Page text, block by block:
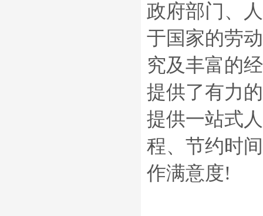
政府部门、
于国家的劳
究及丰富的
提供了有力
提供一站式
程、节约时
作满意度!